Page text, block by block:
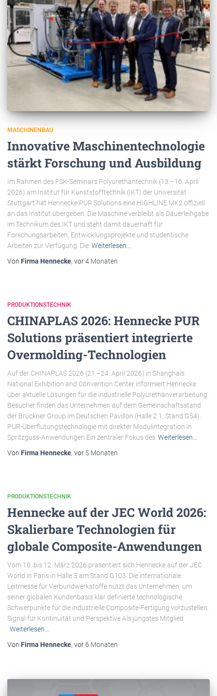
MASCHINENBAU
Innovative Maschinentechnologie
stärkt Forschung und Ausbildung
Im Rahmen des FSK-Seminars Polyurethantechnik (13.–16. April
2026) am Institut für Kunststofftechnik (IKT) der Universität
Stuttgart hat Hennecke PUR Solutions eine HIGHLINE MK2 offiziell
an das Institut übergeben. Die Maschine verbleibt als Dauerleihgabe
im Technikum des IKT und steht damit dauerhaft für
Forschungsarbeiten, Entwicklungsprojekte und studentische
Arbeiten zur Verfügung. Die Weiterlesen…
Von Firma Hennecke, vor4 Monaten
PRODUKTIONSTECHNIK
CHINAPLAS 2026: Hennecke PUR
Solutions präsentiert integrierte
Overmolding-Technologien
Auf der CHINAPLAS 2026 (21.–24. April 2026) in Shanghais
National Exhibition and Convention Center informiert Hennecke
über aktuelle Lösungen für die industrielle Polyurethanverarbeitung.
Besucher finden das Unternehmen auf dem Gemeinschaftsstand
der Brückner Group im Deutschen Pavillon (Halle 2.1, Stand G54).
PUR-Überflutungstechnologie mit direkter Modulintegration in
Spritzguss-Anwendungen Ein zentraler Fokus des Weiterlesen…
Von Firma Hennecke, vor 5 Monaten
PRODUKTIONSTECHNIK
Hennecke auf der JEC World 2026:
Skalierbare Technologien für
globale Composite-Anwendungen
Vom 10. bis 12. März 2026 präsentiert sich Hennecke auf der JEC
World in Paris in Halle 5 am Stand G103. Die internationale
Leitmesse für Verbundwerkstoffe nutzt das Unternehmen, um
seiner globalen Kundenbasis klar definierte technologische
Schwerpunkte für die industrielle Composite-Fertigung vorzustellen.
Signal für Kontinuität und Perspektive Als jüngstes Mitglied
Weiterlesen…
Von Firma Hennecke, vor 6 Monaten